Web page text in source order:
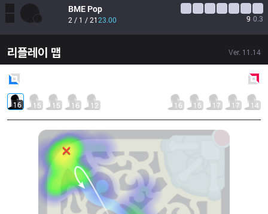
BME Pop
2 / 1 / 2123.00 9 0.3
리플레이 맵 Ver. 11.14
16 15 15 16 12 16 15 17 17 14